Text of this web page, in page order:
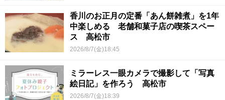
香川のお正月の定番「あん餅雑煮」を1年
中楽しめる 老舗和菓子店の喫茶スペー
ス 高松市
2026/8/7(金)18:45
ミラーレス一眼カメラで撮影して「写真
絵日記」を作ろう 高松市
2026/8/7(金)18:39